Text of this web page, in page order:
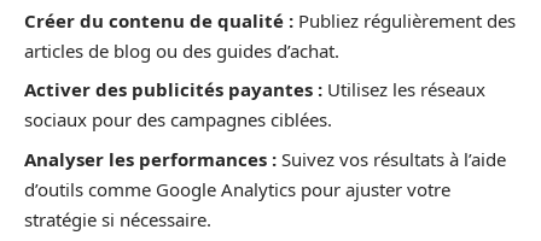
Créer du contenu de qualité : Publiez régulièrement des
articles de blog ou des guides d’achat.
Activer des publicités payantes : Utilisez les réseaux
sociaux pour des campagnes ciblées.
Analyser les performances : Suivez vos résultats à l’aide
d’outils comme Google Analytics pour ajuster votre
stratégie si nécessaire.